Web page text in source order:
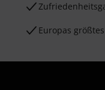
Europas